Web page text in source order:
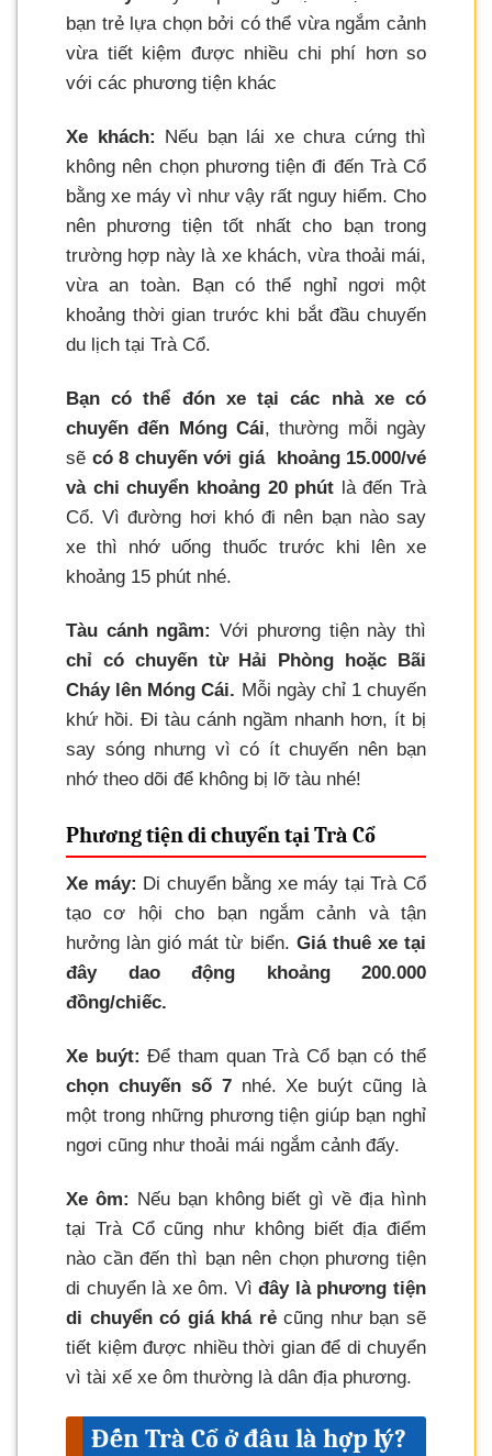
bạn trẻ lựa chọn bởi có thể vừa ngắm cảnh
vừa tiết kiệm được nhiều chi phí hơn so
với các phương tiện khác
Xe khách: Nếu bạn lái xe chưa cứng thì
không nên chọn phương tiện đi đến Trà Cổ
bằng xe máy vì như vậy rất nguy hiểm. Cho
nên phương tiện tốt nhất cho bạn trong
trường hợp này là xe khách, vừa thoải mái,
vừa an toàn. Bạn có thể nghỉ ngơi một
khoảng thời gian trước khi bắt đầu chuyến
du lịch tại Trà Cổ.
Bạn có thể đón xe tại các nhà xe có
chuyến đến Móng Cái, thường mỗi ngày
sẽ có 8 chuyến với giá khoảng 15.000/vé
và chi chuyển khoảng 20 phút là đến Trà
Cổ. Vì đường hơi khó đi nên bạn nào say
xe thì nhớ uống thuốc trước khi lên xe
khoảng 15 phút nhé.
Tàu cánh ngầm: Với phương tiện này thì
chỉ có chuyến từ Hải Phòng hoặc Bãi
Cháy lên Móng Cái. Mỗi ngày chỉ 1 chuyến
khứ hồi. Đi tàu cánh ngầm nhanh hơn, ít bị
say sóng nhưng vì có ít chuyến nên bạn
nhớ theo dõi để không bị lỡ tàu nhé!
Phương tiện di chuyển tại Trà Cổ
Xe máy: Di chuyển bằng xe máy tại Trà Cổ
tạo cơ hội cho bạn ngắm cảnh và tận
hưởng làn gió mát từ biển. Giá thuê xe tại
đây dao động khoảng 200.000
đồng/chiếc.
Xe buýt: Để tham quan Trà Cổ bạn có thể
chọn chuyến số 7nhé. Xe buýt cũng là
một trong những phương tiện giúp bạn nghỉ
ngơi cũng như thoải mái ngắm cảnh đấy.
Xe ôm: Nếu bạn không biết gì về địa hình
tại Trà Cổ cũng như không biết địa điểm
nào cần đến thì bạn nên chọn phương tiện
di chuyển là xe ôm. Vìđây là phương tiện
di chuyển có giá khá rẻcũng như bạn sẽ
tiết kiệm được nhiều thời gian để di chuyển
vì tài xế xe ôm thường là dân địa phương.
Đến Trà Cổ ở đâu là hợp lý?